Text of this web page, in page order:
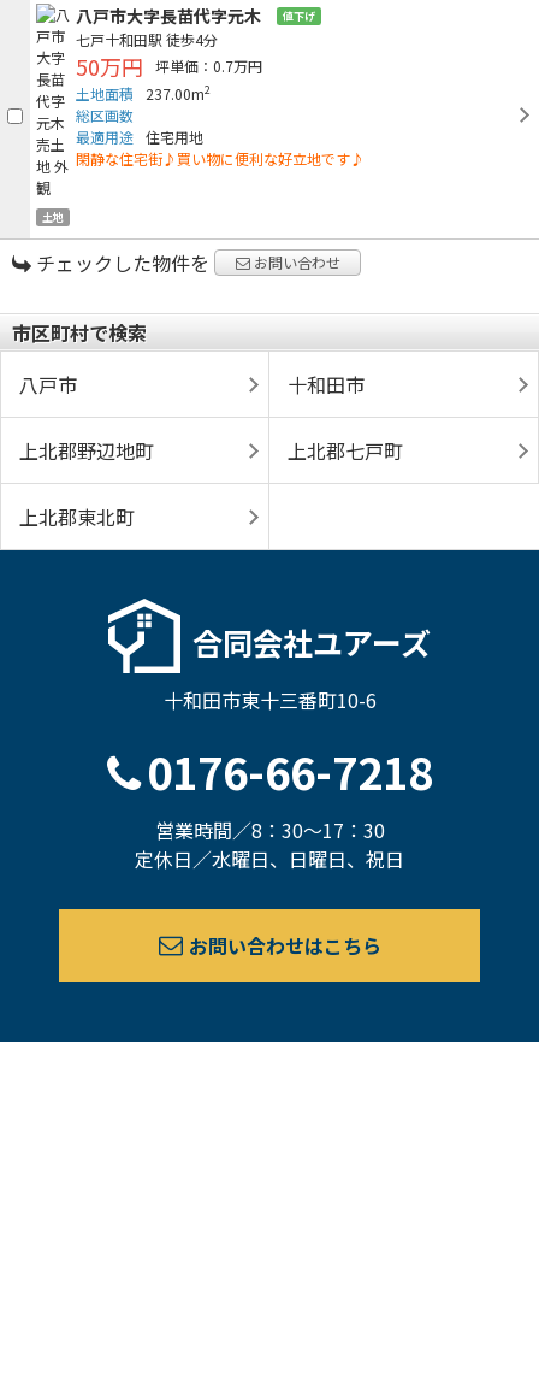
土地
八戸市大字長苗代字元木 値下げ
七戸十和田駅 徒歩4分
50万円
坪単価：0.7万円
土地面積
237.00m2
総区画数
最適用途 住宅用地
閑静な住宅街♪買い物に便利な好立地です♪
チェックした物件を お問い合わせ
市区町村で検索
八戸市
十和田市
上北郡野辺地町 上北郡七戸町
上北郡東北町
合同会社ユアーズ
十和田市東十三番町10-6
0176-66-7218
営業時間／8：30～17：30
定休日／水曜日、日曜日、祝日
お問い合わせはこちら